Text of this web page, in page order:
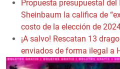
Propuesta presupuestal del
Sheinbaum la califica de
costo de la elección de
¡A salvo! Rescatan 13
enviados de forma ilegal a